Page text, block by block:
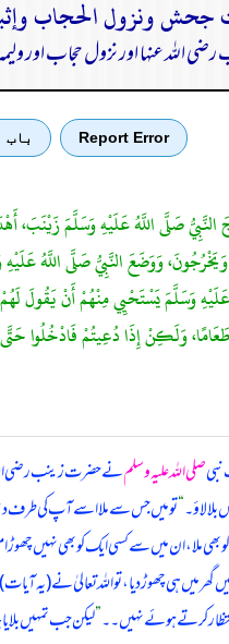
اللہ عنہا اور نزول حجاب اور
Report Error باب
النَّبِيُّ صَلَّى اللَّهُ عَلَيْهِ وَسَلَّمَ
وَوَضَعَ النَّبِيُّ صَلَّى اللَّهُ عَلَيْهِ
وَسَلَّمَ يَسْتَحْيِي مِنْهُمْ أَنْ يَقُولَ
صلی اللہ علیہ وسلمنے حضرت زینب رضی
لاؤ۔“تو میں جس سے ملا اسے آپ کی طرف
ملا، ان میں سے کسی ایک کو بھی نہیں
میں ہی چھوڑ دیا، تو اللہ تعالیٰ نے (یہ
کرتے ہوئے نہیں۔۔”لیکن جب تمہیں